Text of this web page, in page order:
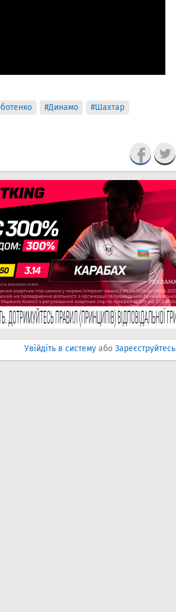
#Динамо
#Шахтар
Увійдіть в систему або Зареєструйтесь